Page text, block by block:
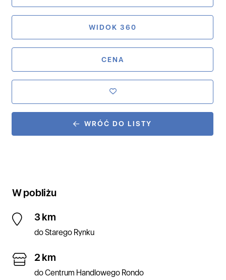
WIDOK 360
CENA
WRÓĆ DO LISTY
W pobliżu
3 km
do Starego Rynku
2 km
do Centrum Handlowego Rondo